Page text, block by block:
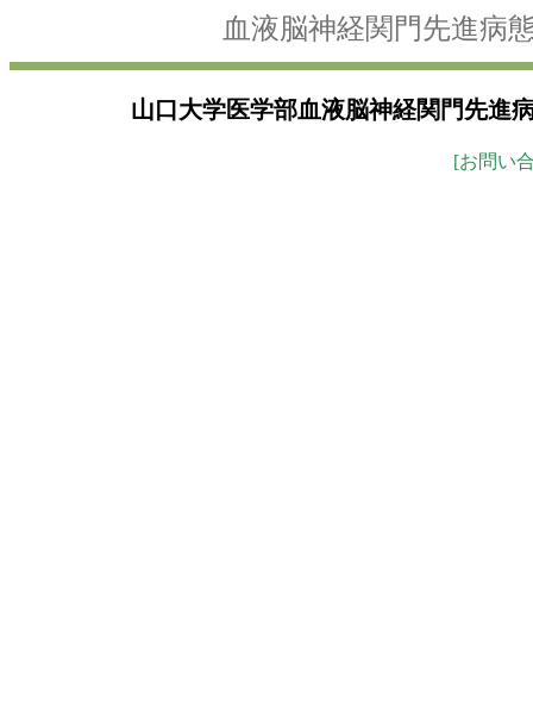
血液脳神経関門先進病
山口大学医学部血液脳神経関門先進
[お問い